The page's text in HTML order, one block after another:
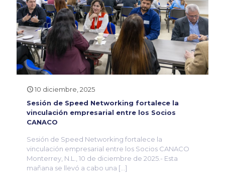
10 diciembre, 2025
Sesión de Speed Networking fortalece la
vinculación empresarial entre los Socios
CANACO
Sesión de Speed Networking fortalece la
vinculación empresarial entre los Socios CANACO
Monterrey, N.L., 10 de diciembre de 2025.- Esta
mañana se llevó a cabo una […]